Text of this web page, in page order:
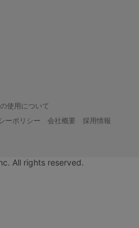
使用について
ーポリシー 会社概要
採用情報
All rights reserved.